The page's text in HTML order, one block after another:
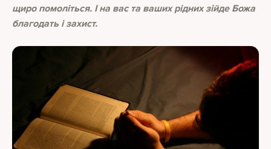
щиро помоліться. І на вас та ваших рідних зійде Божа
благодать і захист.